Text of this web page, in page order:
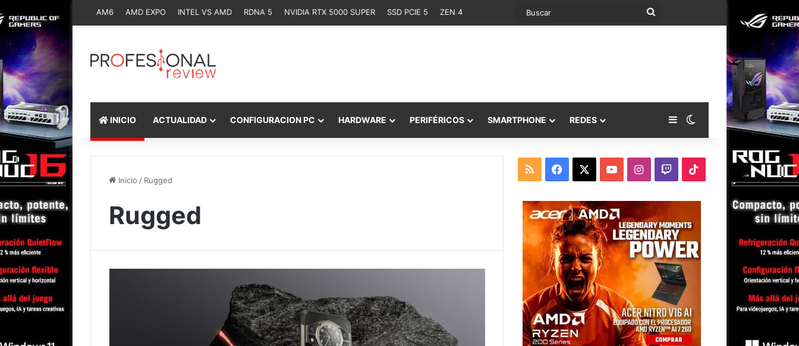
AM6 AMD EXPO INTEL VS AMD RDNA 5 NVIDIA RTX 5000 SUPER SSD PCIE 5 ZEN 4 Buscar
INICIO ACTUALIDAD CONFIGURACION PC HARDWARE PERIFÉRICOS SMARTPHONE REDES Barra lateral
Switch skin
Inicio / Rugged
Rugged
RSS Facebook YouTubeInstagram
TwitchTikTok